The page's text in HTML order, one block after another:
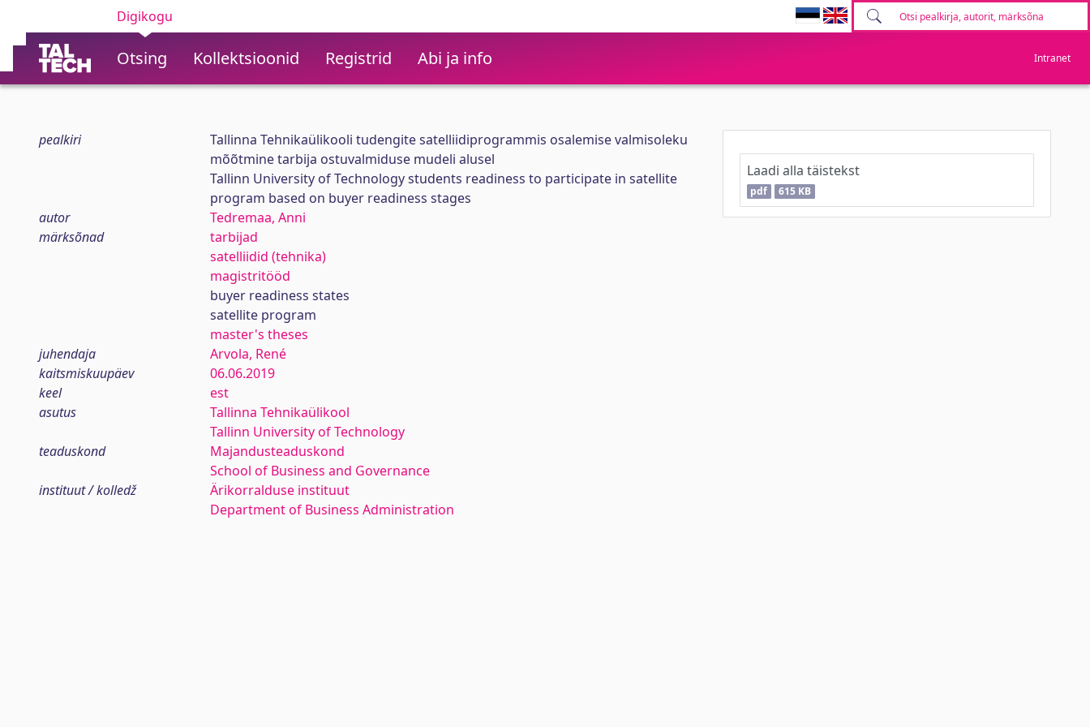
Digikogu
Otsing Kollektsioonid Registrid Abi ja info Intranet
pealkiri
Tallinna Tehnikaülikooli tudengite satelliidiprogrammis osalemise valmisoleku
mõõtmine tarbija ostuvalmiduse mudeli alusel
Tallinn University of Technology students readiness to participate in satellite
program based on buyer readiness stages
autor
Tedremaa, Anni
märksõnad
tarbijad
satelliidid (tehnika)
magistritööd
buyer readiness states
satellite program
master's theses
juhendaja
Arvola, René
kaitsmiskuupäev
06.06.2019
keel
est
asutus
Tallinna Tehnikaülikool
Tallinn University of Technology
teaduskond
Majandusteaduskond
School of Business and Governance
instituut / kolledž
Ärikorralduse instituut
Department of Business Administration
Laadi alla täistekst
pdf 615 KB